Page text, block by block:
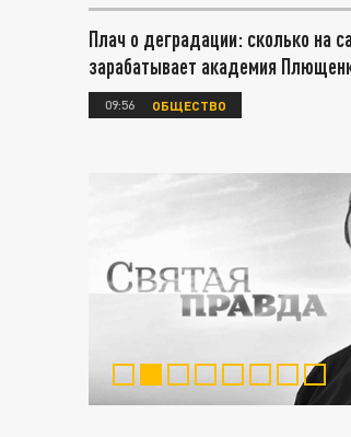
Плач о деградации: сколько на
зарабатывает академия
09:56 ОБЩЕСТВО